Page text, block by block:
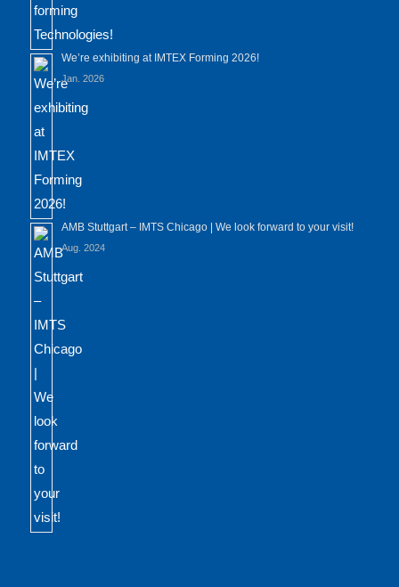
We’re exhibiting at IMTEX Forming 2026!
Jan. 2026
AMB Stuttgart – IMTS Chicago | We look forward to your visit!
Aug. 2024